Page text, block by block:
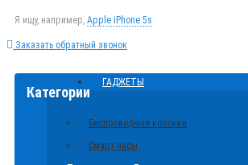
Я ищу, например, Apple iPhone 5s
Заказать обратный звонок
Категории
ГАДЖЕТЫ
Беспроводные колонки
Смарт-часы